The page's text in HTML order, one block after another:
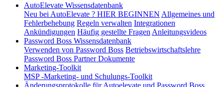
AutoElevate Wissensdatenbank
Neu bei AutoElevate ? HIER BEGINNEN Allgemeines und
Fehlerbehebung Regeln verwalten Integrationen
Ankündigungen Häufig gestellte Fragen Anleitungsvideos
Password Boss Wissensdatenbank
Verwenden von Password Boss Betriebswirtschaftslehre
Password Boss Partner Dokumente
Marketing-Toolkit
MSP -Marketing- und Schulungs-Toolkit
Änderungsprotokolle für Autoelevate und Password Boss